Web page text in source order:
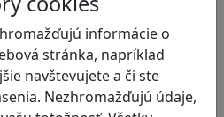
informácie o
stránka, napríklad
navštevujete a či ste
Nezhromažďujú údaje,